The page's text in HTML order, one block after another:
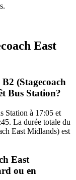
East
(Stagecoach
Bus Station?
Station à 17:05 et
La durée totale du
East Midlands) est
East
ou en